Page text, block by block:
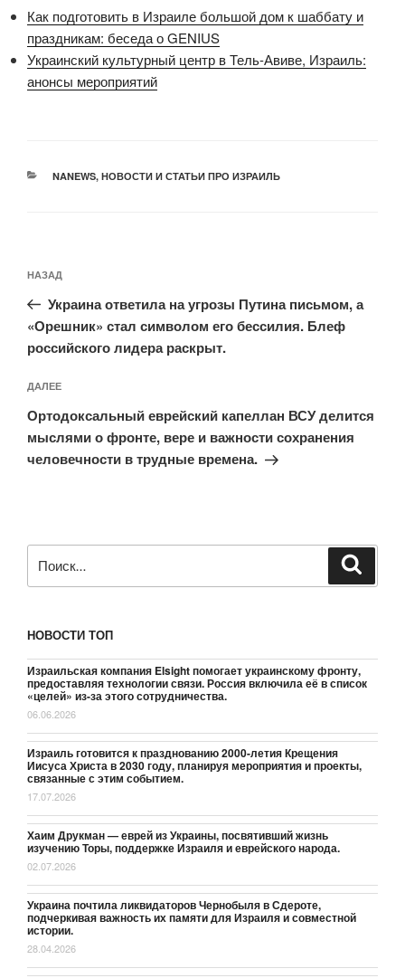
Как подготовить в Израиле большой дом к шаббату и
праздникам: беседа о GENIUS
Украинский культурный центр в Тель-Авиве, Израиль:
анонсы мероприятий
РУБРИКИ
NANEWS, НОВОСТИ И СТАТЬИ ПРО ИЗРАИЛЬ
по
записям
Предыдущая
запись:
НАЗАД
Украина ответила на угрозы Путина письмом, а
«Орешник» стал символом его бессилия. Блеф
российского лидера раскрыт.
Следующая
запись
ДАЛЕЕ
Ортодоксальный еврейский капеллан ВСУ делится
мыслями о фронте, вере и важности сохранения
человечности в трудные времена.
НОВОСТИ ТОП
Израильская компания Elsight помогает украинскому фронту,
предоставляя технологии связи. Россия включила её в список
«целей» из-за этого сотрудничества.
06.06.2026
Израиль готовится к празднованию 2000-летия Крещения
Иисуса Христа в 2030 году, планируя мероприятия и проекты,
связанные с этим событием.
17.07.2026
Хаим Друкман — еврей из Украины, посвятивший жизнь
изучению Торы, поддержке Израиля и еврейского народа.
02.07.2026
Украина почтила ликвидаторов Чернобыля в Сдероте,
подчеркивая важность их памяти для Израиля и совместной
истории.
28.04.2026